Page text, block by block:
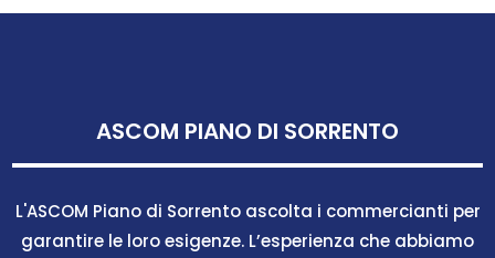
ASCOM PIANO DI SORRENTO
L'ASCOM Piano di Sorrento ascolta i commercianti per
garantire le loro esigenze. L’esperienza che abbiamo